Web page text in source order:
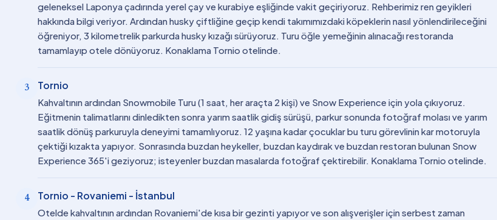
geleneksel Laponya çadırında yerel çay ve kurabiye eşliğinde vakit geçiriyoruz. Rehberimiz ren geyikleri
hakkında bilgi veriyor. Ardından husky çiftliğine geçip kendi takımımızdaki köpeklerin nasıl yönlendirileceğini
öğreniyor, 3 kilometrelik parkurda husky kızağı sürüyoruz. Turu öğle yemeğinin alınacağı restoranda
tamamlayıp otele dönüyoruz. Konaklama Tornio otelinde.
3 Tornio
Kahvaltının ardından Snowmobile Turu (1 saat, her araçta 2 kişi) ve Snow Experience için yola çıkıyoruz.
Eğitmenin talimatlarını dinledikten sonra yarım saatlik gidiş sürüşü, parkur sonunda fotoğraf molası ve yarım
saatlik dönüş parkuruyla deneyimi tamamlıyoruz. 12 yaşına kadar çocuklar bu turu görevlinin kar motoruyla
çektiği kızakta yapıyor. Sonrasında buzdan heykeller, buzdan kaydırak ve buzdan restoran bulunan Snow
Experience 365'i geziyoruz; isteyenler buzdan masalarda fotoğraf çektirebilir. Konaklama Tornio otelinde.
4 Tornio - Rovaniemi - İstanbul
Otelde kahvaltının ardından Rovaniemi'de kısa bir gezinti yapıyor ve son alışverişler için serbest zaman